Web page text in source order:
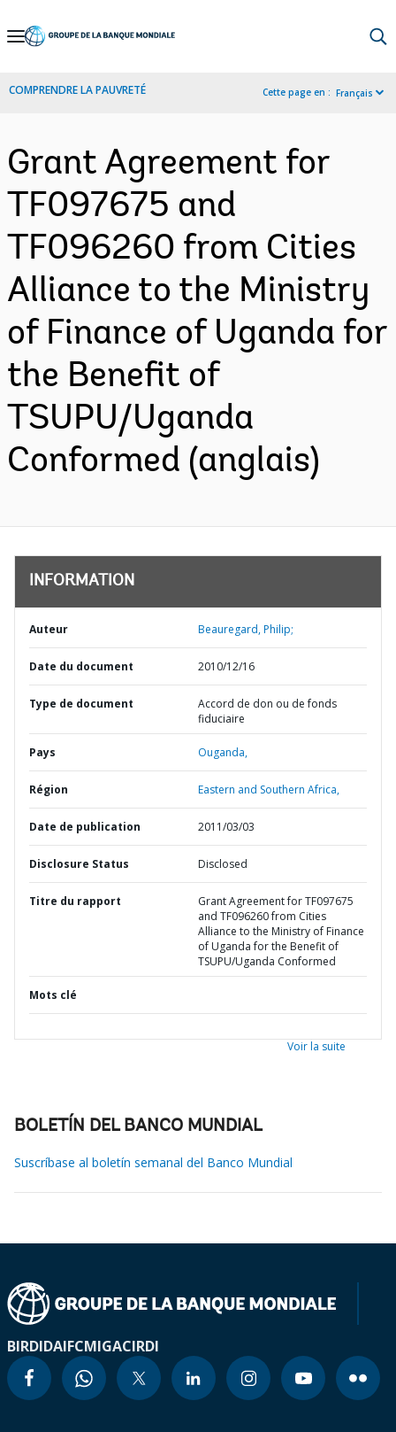
Skip
Navigation
COMPRENDRE LA PAUVRETÉ Cette page en : Français
Grant Agreement for
TF097675 and
TF096260 from Cities
Alliance to the Ministry
of Finance of Uganda for
the Benefit of
TSUPU/Uganda
Conformed (anglais)
INFORMATION
Auteur Beauregard, Philip;
Date du document 2010/12/16
Type de document
Accord de don ou de fonds
fiduciaire
Pays Ouganda,
Région Eastern and Southern Africa,
Date de publication 2011/03/03
Disclosure Status Disclosed
Titre du rapport
Grant Agreement for TF097675
and TF096260 from Cities
Alliance to the Ministry of Finance
of Uganda for the Benefit of
TSUPU/Uganda Conformed
Mots clé
Voir la suite
BOLETÍN DEL BANCO MUNDIAL
Suscríbase al boletín semanal del Banco Mundial
BIRDIDAIFCMIGACIRDI